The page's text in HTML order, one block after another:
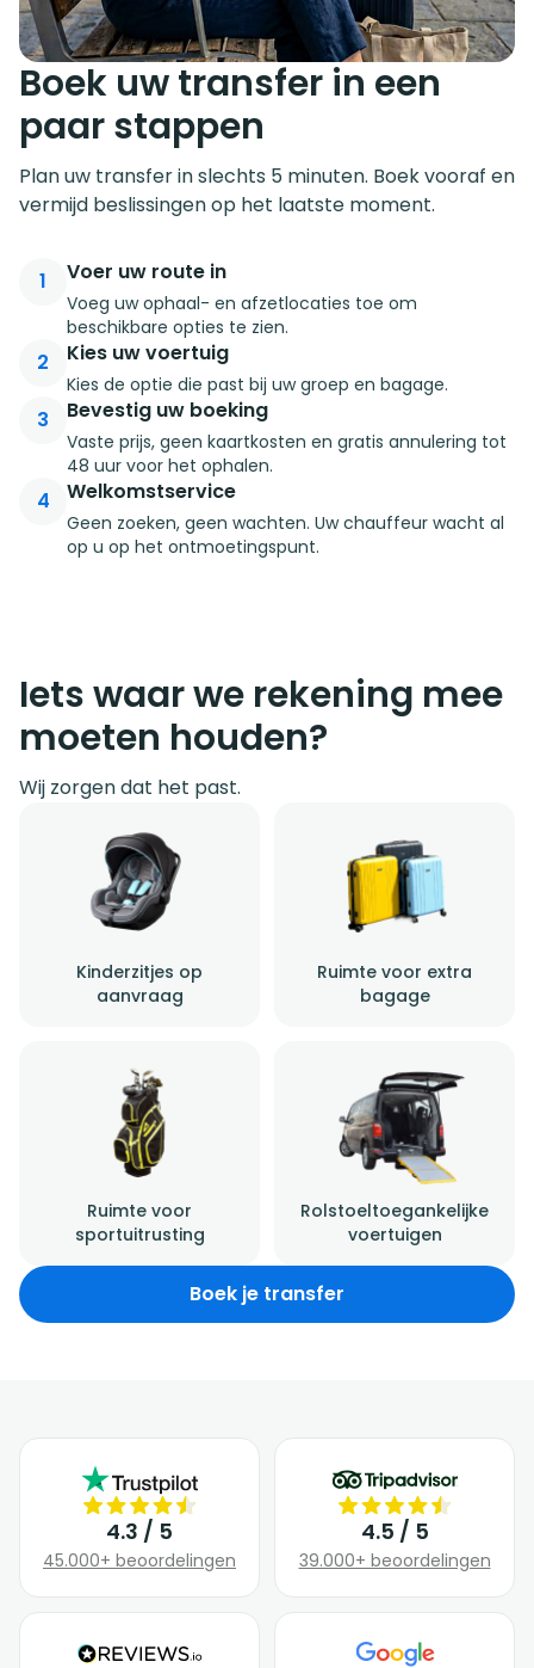
Boek uw transfer in een
paar stappen
Plan uw transfer in slechts 5 minuten. Boek vooraf en
vermijd beslissingen op het laatste moment.
1 Voer uw route in
Voeg uw ophaal- en afzetlocaties toe om
beschikbare opties te zien.
2 Kies uw voertuig
Kies de optie die past bij uw groep en bagage.
3 Bevestig uw boeking
Vaste prijs, geen kaartkosten en gratis annulering tot
48 uur voor het ophalen.
4 Welkomstservice
Geen zoeken, geen wachten. Uw chauffeur wacht al
op u op het ontmoetingspunt.
Iets waar we rekening mee
moeten houden?
Wij zorgen dat het past.
Kinderzitjes op
aanvraag
Ruimte voor extra
bagage
Ruimte voor
sportuitrusting
Rolstoeltoegankelijke
voertuigen
Boek je transfer
4.3 / 5
45.000+ beoordelingen
4.5 / 5
39.000+ beoordelingen